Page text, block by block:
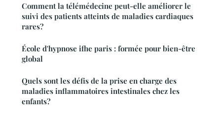
Comment la télémédecine peut-elle améliorer le
suivi des patients atteints de maladies cardiaques
rares?
École d'hypnose ifhe paris : formée pour bien-être
global
Quels sont les défis de la prise en charge des
maladies inflammatoires intestinales chez les
enfants?